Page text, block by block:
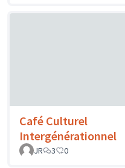
Café Culturel
Intergénérationnel
JR
3 0